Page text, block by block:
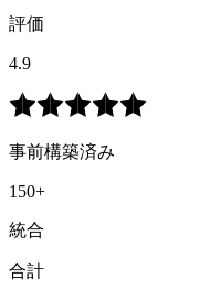
評価
4.9
事前構築済み
150+
統合
合計